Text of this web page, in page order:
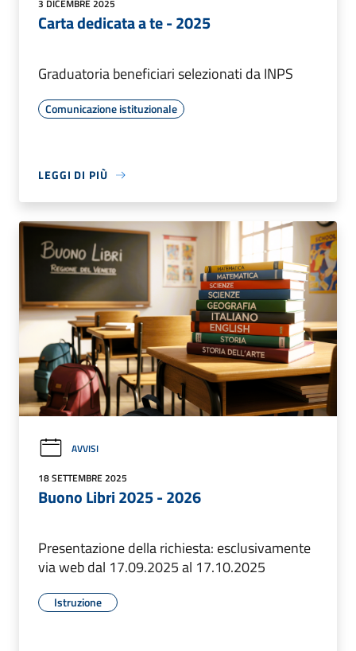
3 DICEMBRE 2025
Carta dedicata a te - 2025
Graduatoria beneficiari selezionati da INPS
Comunicazione istituzionale
LEGGI DI PIÙ
AVVISI
18 SETTEMBRE 2025
Buono Libri 2025 - 2026
Presentazione della richiesta: esclusivamente
via web dal 17.09.2025 al 17.10.2025
Istruzione